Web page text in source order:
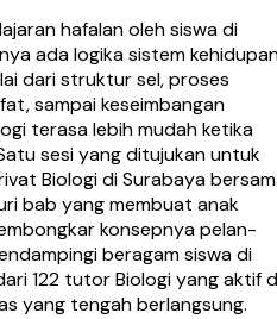
hafalan oleh siswa di
ada logika sistem
dari struktur sel, proses
sampai keseimbangan
terasa lebih mudah ketika
sesi yang ditujukan untuk
Biologi di Surabaya
bab yang membuat anak
konsepnya pelan-
beragam siswa di
122 tutor Biologi yang aktif
yang tengah berlangsung.